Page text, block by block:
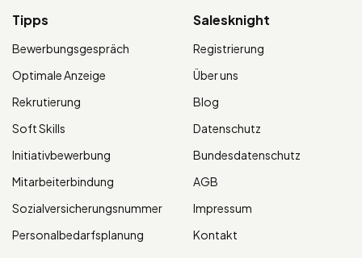
Tipps
Bewerbungsgespräch
Optimale Anzeige
Rekrutierung
Soft Skills
Initiativbewerbung
Mitarbeiterbindung
Sozialversicherungsnummer
Personalbedarfsplanung
Salesknight
Registrierung
Über uns
Blog
Datenschutz
Bundesdatenschutz
AGB
Impressum
Kontakt